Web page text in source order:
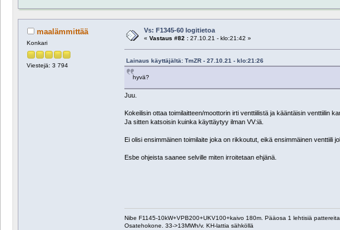
maalämmittää
Konkari
Viestejä: 3 794
Vs: F1345-60 logitietoa
« Vastaus #82 :27.10.21 - klo:21:42 »
Lainaus käyttäjältä: TmZR - 27.10.21 - klo:21:26
hyvä?
Juu.
Kokeilisin ottaa toimilaitteen/moottorin irti venttiilistä ja kääntäisin venttiilin
Ja sitten katsoisin kuinka käyttäytyy ilman VV:iä.
Ei olisi ensimmäinen toimilaite joka on rikkoutut, eikä ensimmäinen venttiili
Esbe ohjeista saanee selville miten irroitetaan ehjänä.
Nibe F1145-10kW+VPB200+UKV100+kaivo 180m. Pääosa 1 lehtisiä
Osatehokone. 33->13MWh/v. KH-lattia sähköllä